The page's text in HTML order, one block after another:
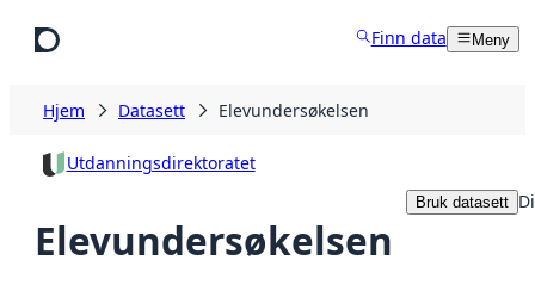
Finn data Meny
Hjem Datasett Elevundersøkelsen
Utdanningsdirektoratet
Elevundersøkelsen
Bruk datasett